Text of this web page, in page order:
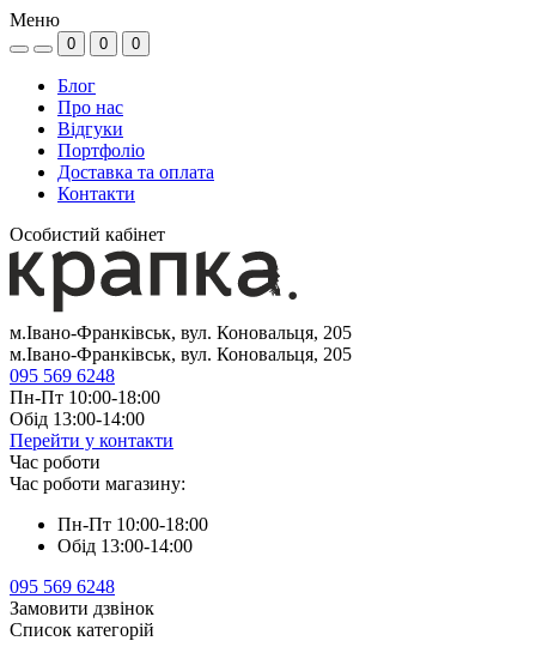
Меню
0 0 0
Блог
Про нас
Відгуки
Портфоліо
Доставка та оплата
Контакти
Особистий кабінет
м.Івано-Франківськ, вул. Коновальця, 205
м.Івано-Франківськ, вул. Коновальця, 205
095 569 6248
Пн-Пт 10:00-18:00
Обід 13:00-14:00
Перейти у контакти
Час роботи
Час роботи магазину:
Пн-Пт 10:00-18:00
Обід 13:00-14:00
095 569 6248
Замовити дзвінок
Список категорій